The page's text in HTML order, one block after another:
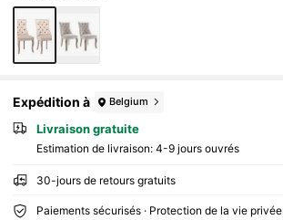
Expédition à Belgium
Livraison gratuite
Estimation de livraison: 4-9 jours ouvrés
30-jours de retours gratuits
Paiements sécurisés · Protection de la vie privée